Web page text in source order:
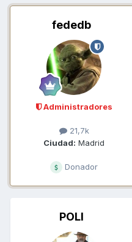
fededb
Administradores
21,7k
Ciudad: Madrid
Donador
POLI